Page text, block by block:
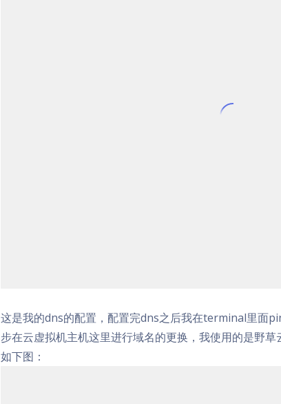
这是我的dns的配置，配置完dns之后我在terminal里面
步在云虚拟机主机这里进行域名的更换，我使用的是野
如下图：